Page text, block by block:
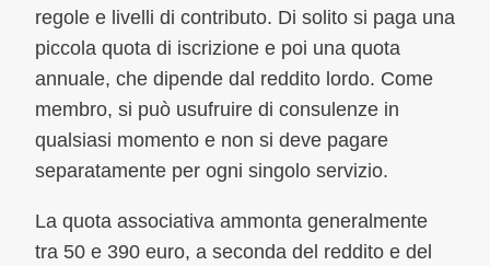
regole e livelli di contributo. Di solito si paga una
piccola quota di iscrizione e poi una quota
annuale, che dipende dal reddito lordo. Come
membro, si può usufruire di consulenze in
qualsiasi momento e non si deve pagare
separatamente per ogni singolo servizio.
La quota associativa ammonta generalmente
tra 50 e 390 euro, a seconda del reddito e del